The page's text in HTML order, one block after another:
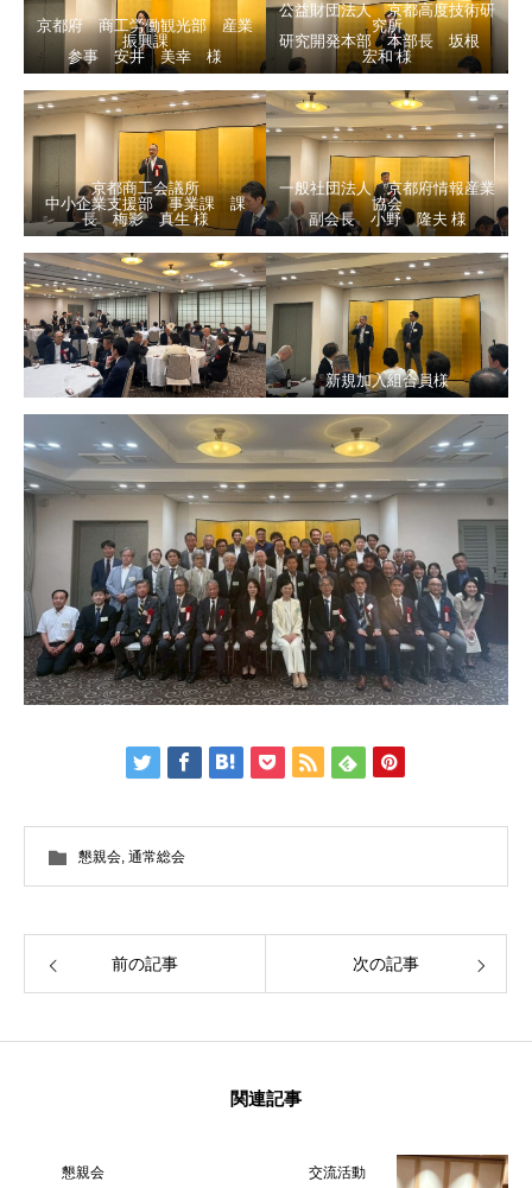
IT ADVICE
京都府 商工労働観光部 産業
振興課
参事 安井 美幸 様
公益財団法人 京都高度技術研
究所
研究開発本部 本部長 坂根
宏和 様
京都商工会議所
中小企業支援部 事業課 課
長 梅影 真生 様
一般社団法人 京都府情報産業
協会
副会長 小野 隆夫 様
新規加入組合員様
懇親会, 通常総会
前の記事 次の記事
関連記事
懇親会 交流活動